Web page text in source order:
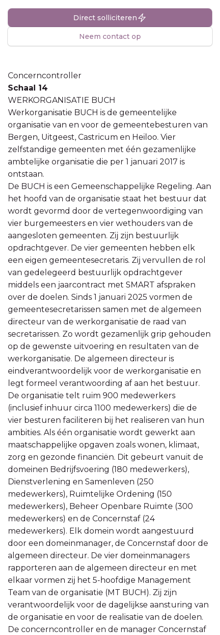
Direct solliciteren
Neem contact op
Concerncontroller
Schaal 14
WERKORGANISATIE BUCH
Werkorganisatie BUCH is de gemeentelijke
organisatie van en voor de gemeentebesturen van
Bergen, Uitgeest, Castricum en Heiloo. Vier
zelfstandige gemeenten met één gezamenlijke
ambtelijke organisatie die per 1 januari 2017 is
ontstaan.
De BUCH is een Gemeenschappelijke Regeling. Aan
het hoofd van de organisatie staat het bestuur dat
wordt gevormd door de vertegenwoordiging van
vier burgemeesters en vier wethouders van de
aangesloten gemeenten. Zij zijn bestuurlijk
opdrachtgever. De vier gemeenten hebben elk
een eigen gemeentesecretaris. Zij vervullen de rol
van gedelegeerd bestuurlijk opdrachtgever
middels een jaarcontract met SMART afspraken
over de doelen. Sinds 1 januari 2025 vormen de
gemeentesecretarissen samen met de algemeen
directeur van de werkorganisatie de raad van
secretarissen. Zo wordt gezamenlijk grip gehouden
op de gewenste uitvoering en resultaten van de
werkorganisatie. De algemeen directeur is
eindverantwoordelijk voor de werkorganisatie en
legt formeel verantwoording af aan het bestuur.
De organisatie telt ruim 900 medewerkers
(inclusief inhuur circa 1100 medewerkers) die de
vier besturen faciliteren bij het realiseren van hun
ambities. Als één organisatie wordt gewerkt aan
maatschappelijke opgaven zoals wonen, klimaat,
zorg en gezonde financiën. Dit gebeurt vanuit de
domeinen Bedrijfsvoering (180 medewerkers),
Dienstverlening en Samenleven (250
medewerkers), Ruimtelijke Ordening (150
medewerkers), Beheer Openbare Ruimte (300
medewerkers) en de Concernstaf (24
medewerkers). Elk domein wordt aangestuurd
door een domeinmanager, de Concernstaf door de
algemeen directeur. De vier domeinmanagers
rapporteren aan de algemeen directeur en met
elkaar vormen zij het 5-hoofdige Management
Team van de organisatie (MT BUCH). Zij zijn
verantwoordelijk voor de dagelijkse aansturing van
de organisatie en voor de realisatie van de doelen.
De concerncontroller en de manager Concernstaf